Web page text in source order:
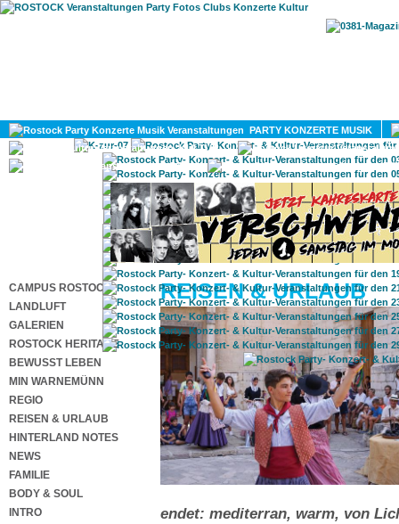
PARTY KONZERTE MUSIK
KULTUR
GAY
CAMPUS ROSTOCK
LANDLUFT
GALERIEN
ROSTOCK HERITAGE
BEWUSST LEBEN
MIN WARNEMÜNN
REGIO
REISEN & URLAUB
HINTERLAND NOTES
NEWS
FAMILIE
BODY & SOUL
INTRO
REISEN & URLAUB
endet: mediterran, warm, von